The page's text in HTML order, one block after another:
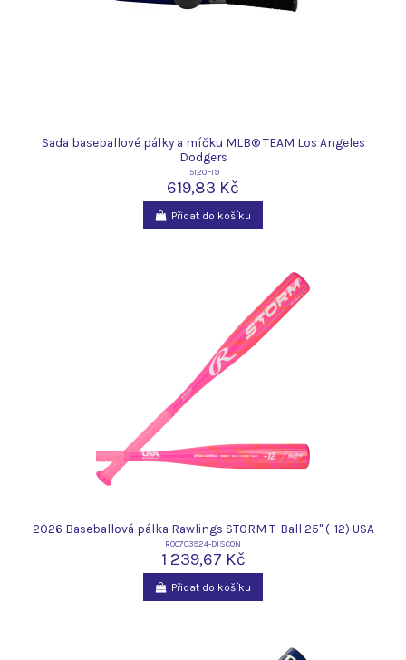
Sada baseballové pálky a míčku MLB® TEAM Los Angeles
Dodgers
15120F19
619,83 Kč
Přidat do košíku
2026 Baseballová pálka Rawlings STORM T-Ball 25" (-12) USA
R00703924-DISCON
1 239,67 Kč
Přidat do košíku